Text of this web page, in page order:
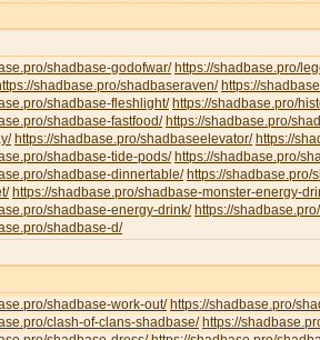
shadbase-godofwar/ https://shadbase.pro/
shadbase.pro/shadbaseraven/ https://
shadbase-fleshlight/ https://shadbase.pro/
shadbase-fastfood/ https://shadbase.pro/
https://shadbase.pro/shadbaseelevator/ https://
shadbase-tide-pods/ https://shadbase.pro/
shadbase-dinnertable/ https://shadbase.pro/
https://shadbase.pro/shadbase-monster-energy-
shadbase-energy-drink/ https://
shadbase-d/
shadbase-work-out/ https://shadbase.pro/
clash-of-clans-shadbase/ https://